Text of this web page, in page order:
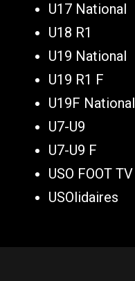
U17 National
U18 R1
U19 National
U19 R1 F
U19F National
U7-U9
U7-U9 F
USO FOOT TV
USOlidaires